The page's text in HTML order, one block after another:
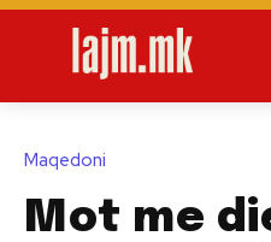
Maqedoni
Mot me